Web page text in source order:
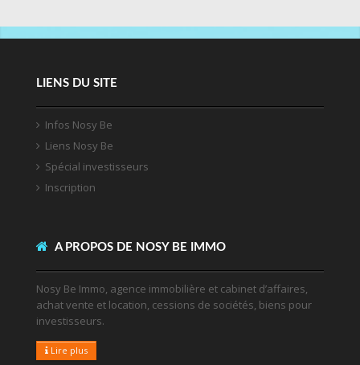
LIENS DU SITE
Infos Nosy Be
Liens Nosy Be
Spécial investisseurs
Inscription
A PROPOS DE NOSY BE IMMO
Nosy Be Immo, agence immobilière et cabinet d’affaires,
achat vente et location, cessions de sociétés, biens pour
investisseurs.
Lire plus